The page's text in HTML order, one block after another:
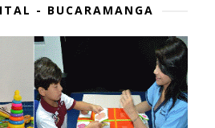
- BUCARAMANGA